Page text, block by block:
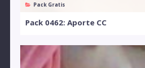
Pack Gratis
Pack 0462: Aporte CC